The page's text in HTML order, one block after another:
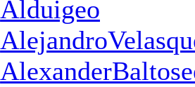
Alduigeo